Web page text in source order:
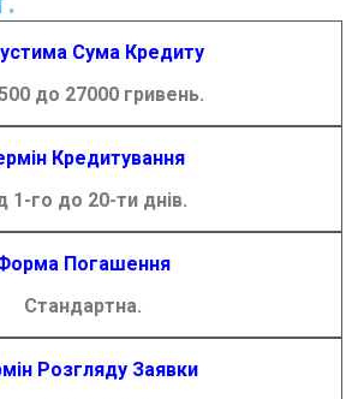
Сума Кредиту
до 27000 гривень.
Кредитування
1-го до 20-ти днів.
Погашення
Стандартна.
Розгляду Заявки